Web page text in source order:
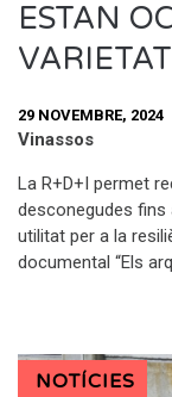
ESTAN
29 NOVEMBRE, 2024
Vinassos
La R+D+I permet
desconegudes fins
utilitat per a la
documental “Els
NOTÍCIES